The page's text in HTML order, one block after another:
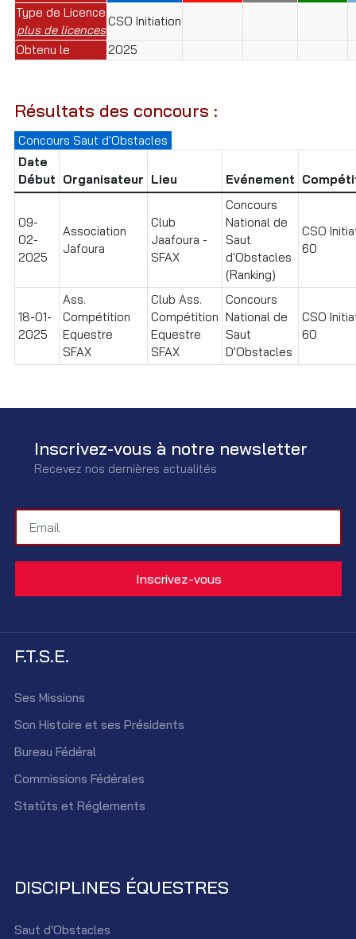
Type de Licence
plus de licences
CSO Initiation
Obtenu le
2025
Résultats des concours :
Concours Saut d'Obstacles
Date
Début Organisateur Lieu Evénement
09-
02-
2025
Association
Jafoura
Club
Jaafoura -
SFAX
Concours
National de
Saut
d'Obstacles
(Ranking)
CSO
60
18-01-
2025
Ass.
Compétition
Equestre
SFAX
Club Ass.
Compétition
Equestre
SFAX
Concours
National de
Saut
D'Obstacles
CSO
60
Inscrivez-vous à notre newsletter
Recevez nos dernières actualités
F.T.S.E.
Ses Missions
Son Histoire et ses Présidents
Bureau Fédéral
Commissions Fédérales
Statûts et Réglements
DISCIPLINES ÉQUESTRES
Saut d'Obstacles